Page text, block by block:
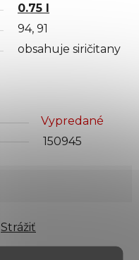
0.75 l
94, 91
obsahuje siričitany
Vypredané
150945
Strážiť